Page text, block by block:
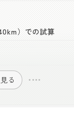
）での試算
る